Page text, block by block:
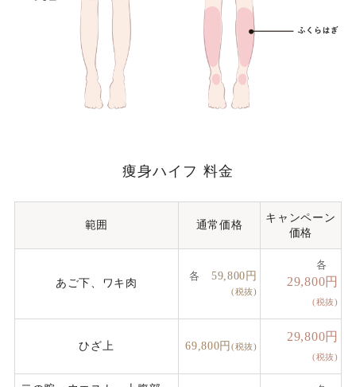
痩身ハイフ 料金
範囲 通常価格
キャンペーン
価格
あご下、ワキ肉
各 59,800円
(税抜)
各
29,800円
(税抜)
ひざ上 69,800円(税抜)
29,800円
(税抜)